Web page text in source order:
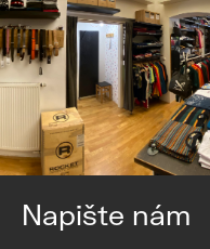
Napište nám